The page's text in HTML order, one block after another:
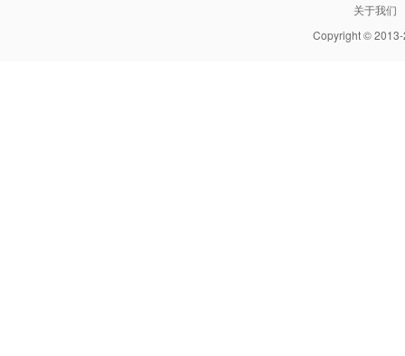
关于我们
Copyright ©